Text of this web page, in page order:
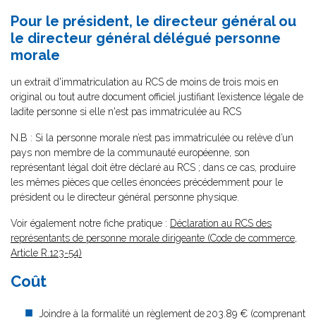
Pour le président, le directeur général ou
le directeur général délégué personne
morale
un extrait d'immatriculation au RCS de moins de trois mois en
original ou tout autre document officiel justifiant l’existence légale de
ladite personne si elle n'est pas immatriculée au RCS
N.B : Si la personne morale n’est pas immatriculée ou relève d’un
pays non membre de la communauté européenne, son
représentant légal doit être déclaré au RCS ; dans ce cas, produire
les mêmes pièces que celles énoncées précédemment pour le
président ou le directeur général personne physique.
Voir également notre fiche pratique : Déclaration au RCS des
représentants de personne morale dirigeante (Code de commerce,
Article R.123-54)
Coût
Joindre à la formalité un règlement de203.89 € (comprenant